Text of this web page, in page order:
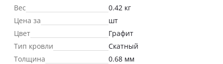
Вес
0.42 кг
Цена за
шт
Цвет
Графит
Тип кровли
Скатный
Толщина
0.68 мм